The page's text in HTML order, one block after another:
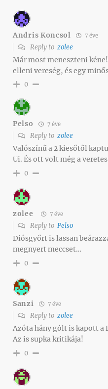
Andris Koncsol 7 éve
Reply to zolee
Már most meneszteni
elleni vereség, és egy
0
Pelso 7 éve
Reply to zolee
Valószínű a 2 kiesőtől
Ui. És ott volt még a
0
zolee 7 éve
Reply to Pelso
Diósgyőrt is lassan
megnyert meccset…
0
Sanzi 7 éve
Reply to zolee
Azóta hány gólt is kapott a
Az is supka kritikája!
0